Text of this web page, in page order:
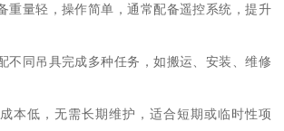
重量轻，操作简单，通常配备遥控系统，提升
不同吊具完成多种任务，如搬运、安装、维修
本低，无需长期维护，适合短期或临时性项